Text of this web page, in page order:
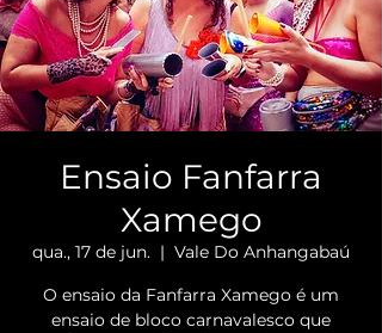
Ensaio Fanfarra
Xamego
qua., 17 de jun.
  |
Vale Do Anhangabaú
O ensaio da Fanfarra Xamego é um
ensaio de bloco carnavalesco que